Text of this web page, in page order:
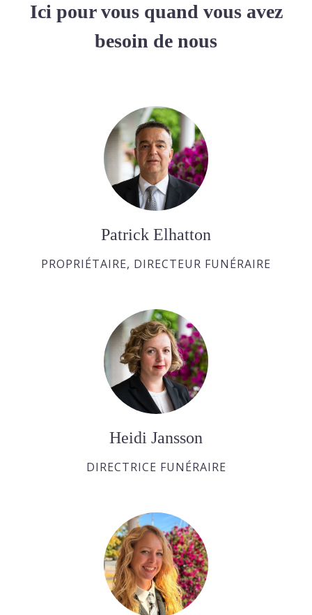
Ici pour vous quand vous avez
besoin de nous
Patrick Elhatton
PROPRIÉTAIRE, DIRECTEUR FUNÉRAIRE
Heidi Jansson
DIRECTRICE FUNÉRAIRE